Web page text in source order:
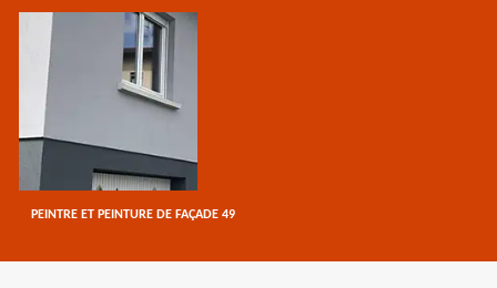
PEINTRE ET PEINTURE DE FAÇADE 49